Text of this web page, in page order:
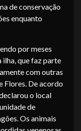
de conservação
enquanto
por meses
que faz parte
com outras
Flores. De acordo
o local
de
Os animais